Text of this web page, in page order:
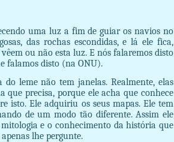
uma luz a fim de guiar os navios no
das rochas escondidas, e lá ele fica,
ou não esta luz. E nós falaremos disto
falamos disto (na ONU).
leme não tem janelas. Realmente, elas
que precisa, porque ele acha que conhece
isto. Ele adquiriu os seus mapas. Ele tem
de um modo tão diferente. Assim ele
e o conhecimento da história que
lhe pergunte.